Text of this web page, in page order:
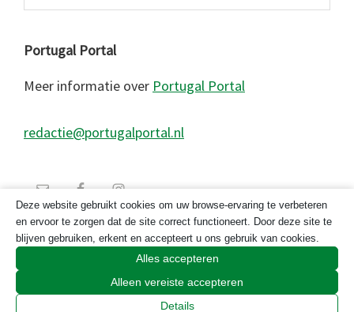
website
Portugal Portal
Meer informatie over Portugal Portal
redactie@portugalportal.nl
© 2026 Copyright Portugal Portal 2023
Deze website gebruikt cookies om uw browse-ervaring te verbeteren
en ervoor te zorgen dat de site correct functioneert. Door deze site te
blijven gebruiken, erkent en accepteert u ons gebruik van cookies.
Alles accepteren
Alleen vereiste accepteren
Details